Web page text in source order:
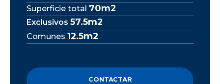
Superficie total 70m2
Exclusivos 57.5m2
Comunes 12.5m2
CONTACTAR